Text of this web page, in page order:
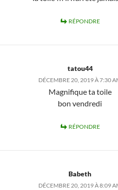
RÉPONDRE
tatou44
DÉCEMBRE 20, 2019 À 7:30
Magnifique ta toile
bon vendredi
RÉPONDRE
Babeth
DÉCEMBRE 20, 2019 À 8:09